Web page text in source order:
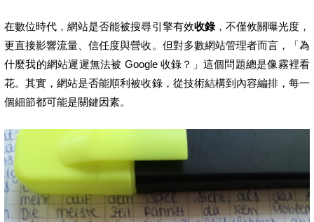
在數位時代，網站是否能被搜尋引擎有效收錄，不僅攸關曝光度，
更直接影響流量、信任度與營收。但對多數網站管理者而言，「為
什麼我的網站遲遲無法被 Google 收錄？」這個問題總是像霧裡看
花。其實，網站是否能順利被收錄，從技術結構到內容編排，每一
個細節都可能是關鍵因素。